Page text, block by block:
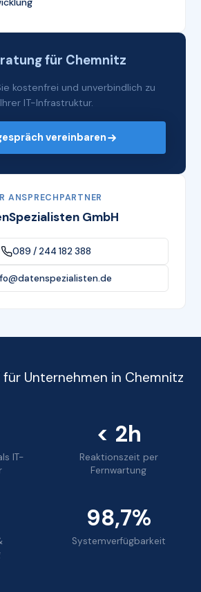
für Chemnitz
kostenfrei und unverbindlich zu
Ihrer IT-Infrastruktur.
vereinbaren
ANSPRECHPARTNER
GmbH
089 / 244 182 388
für Unternehmen in Chemnitz
IT-
< 2h
Reaktionszeit per
Fernwartung
98,7%
Systemverfügbarkeit